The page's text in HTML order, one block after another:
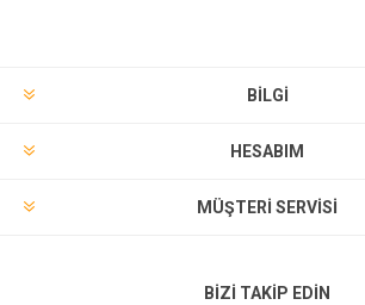
BILGI
HESABIM
MÜŞTERI SERVISI
BIZI TAKIP EDIN